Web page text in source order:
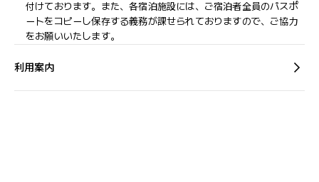
付け​ております。また、各宿泊施設には、ご宿泊者全員のパスポ
ートをコピーし保存する義務が課せられておりますの​で、ご協力
をお願いいたします。
利用案内